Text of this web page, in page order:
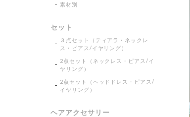
素材別
セット
３点セット（ティアラ・ネックレ
ス・ピアス/イヤリング）
2点セット（ネックレス・ピアス/イ
ヤリング）
2点セット（ヘッドドレス・ピアス/
イヤリング）
ヘアアクセサリー